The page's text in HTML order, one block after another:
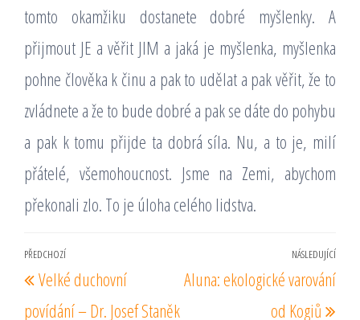
tomto okamžiku dostanete dobré myšlenky. A
přijmout JE a věřit JIM a jaká je myšlenka, myšlenka
pohne člověka k činu a pak to udělat a pak věřit, že to
zvládnete a že to bude dobré a pak se dáte do pohybu
a pak k tomu přijde ta dobrá síla. Nu, a to je, milí
přátelé, všemohoucnost. Jsme na Zemi, abychom
překonali zlo. To je úloha celého lidstva.
Navigace
pro
příspěvek
Předchozí
příspěvek
PŘEDCHOZÍ
Velké duchovní
povídání – Dr. Josef Staněk
NÁSLEDUJÍCÍ
Aluna: ekologické varování
od Kogiů